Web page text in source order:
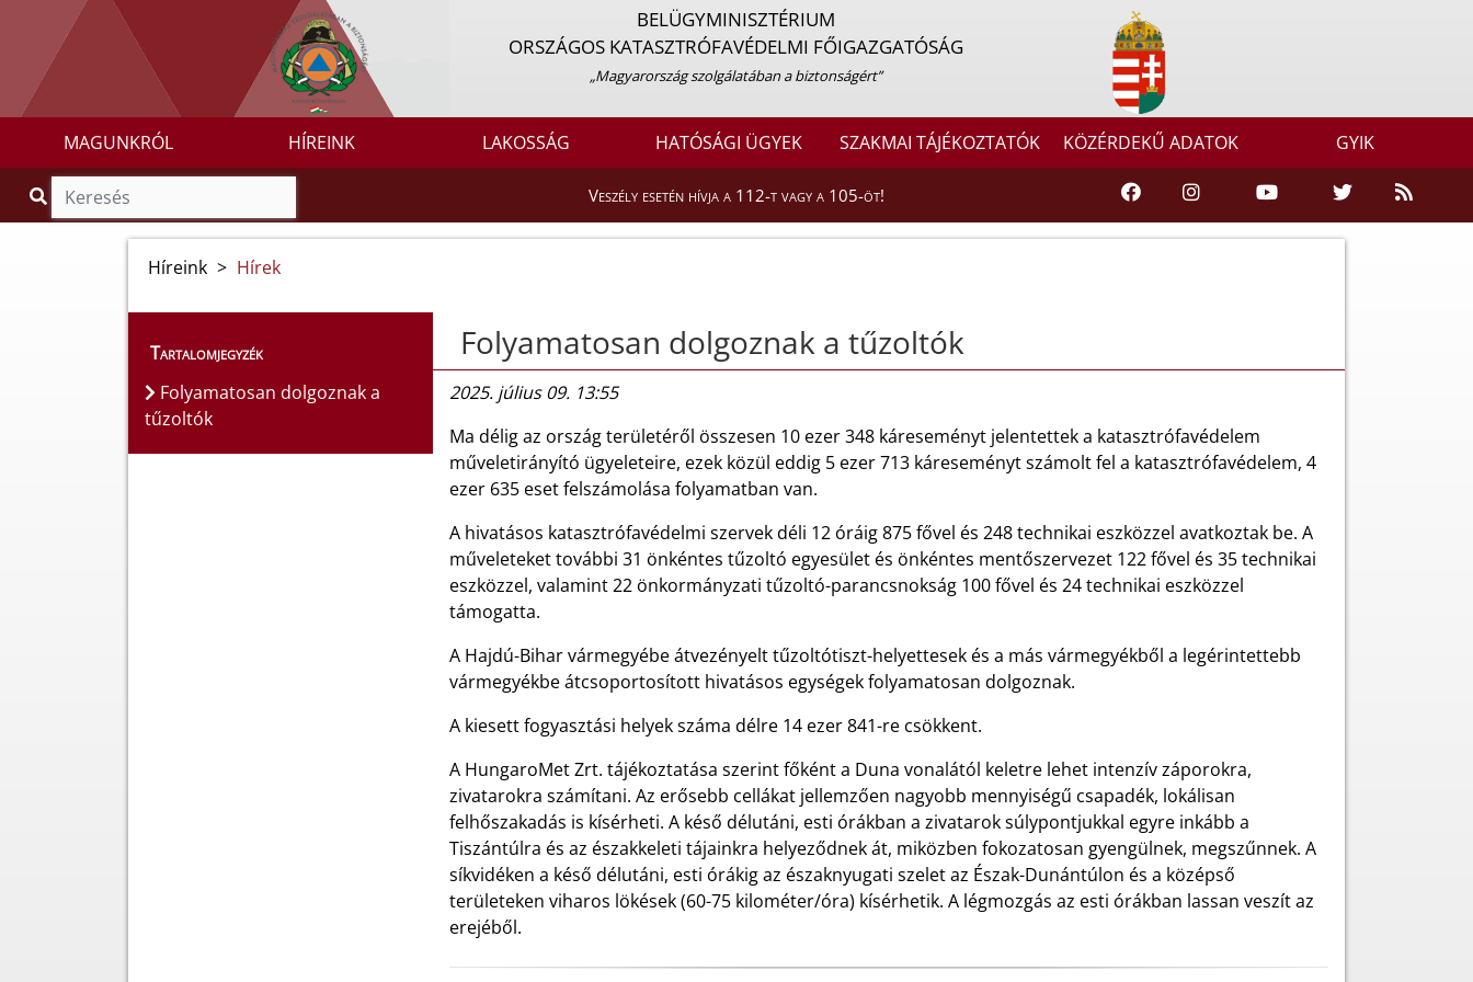
BELÜGYMINISZTÉRIUM
ORSZÁGOS KATASZTRÓFAVÉDELMI FŐIGAZGATÓSÁG
„Magyarország szolgálatában a biztonságért”
MAGUNKRÓL HÍREINK LAKOSSÁG HATÓSÁGI ÜGYEK SZAKMAI TÁJÉKOZTATÓK KÖZÉRDEKŰ ADATOK GYIK
Veszély esetén hívja a 112-t vagy a 105-öt!
Híreink > Hírek
Tartalomjegyzék
Folyamatosan dolgoznak a
tűzoltók
Folyamatosan dolgoznak a tűzoltók
2025. július 09. 13:55
Ma délig az ország területéről összesen 10 ezer 348 káreseményt jelentettek a katasztrófavédelem
műveletirányító ügyeleteire, ezek közül eddig 5 ezer 713 káreseményt számolt fel a katasztrófavédelem, 4
ezer 635 eset felszámolása folyamatban van.
A hivatásos katasztrófavédelmi szervek déli 12 óráig 875 fővel és 248 technikai eszközzel avatkoztak be. A
műveleteket további 31 önkéntes tűzoltó egyesület és önkéntes mentőszervezet 122 fővel és 35 technikai
eszközzel, valamint 22 önkormányzati tűzoltó-parancsnokság 100 fővel és 24 technikai eszközzel
támogatta.
A Hajdú-Bihar vármegyébe átvezényelt tűzoltótiszt-helyettesek és a más vármegyékből a legérintettebb
vármegyékbe átcsoportosított hivatásos egységek folyamatosan dolgoznak.
A kiesett fogyasztási helyek száma délre 14 ezer 841-re csökkent.
A HungaroMet Zrt. tájékoztatása szerint főként a Duna vonalától keletre lehet intenzív záporokra,
zivatarokra számítani. Az erősebb cellákat jellemzően nagyobb mennyiségű csapadék, lokálisan
felhőszakadás is kísérheti. A késő délutáni, esti órákban a zivatarok súlypontjukkal egyre inkább a
Tiszántúlra és az északkeleti tájainkra helyeződnek át, miközben fokozatosan gyengülnek, megszűnnek. A
síkvidéken a késő délutáni, esti órákig az északnyugati szelet az Észak-Dunántúlon és a középső
területeken viharos lökések (60-75 kilométer/óra) kísérhetik. A légmozgás az esti órákban lassan veszít az
erejéből.